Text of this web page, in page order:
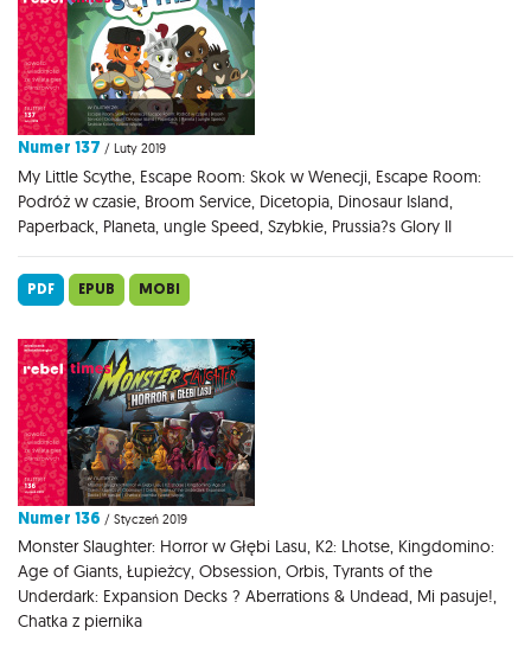
Numer 137 / Luty 2019
My Little Scythe, Escape Room: Skok w Wenecji, Escape Room:
Podróż w czasie, Broom Service, Dicetopia, Dinosaur Island,
Paperback, Planeta, ungle Speed, Szybkie, Prussia?s Glory II
PDF EPUB MOBI
Numer 136 / Styczeń 2019
Monster Slaughter: Horror w Głębi Lasu, K2: Lhotse, Kingdomino:
Age of Giants, Łupieżcy, Obsession, Orbis, Tyrants of the
Underdark: Expansion Decks ? Aberrations & Undead, Mi pasuje!,
Chatka z piernika